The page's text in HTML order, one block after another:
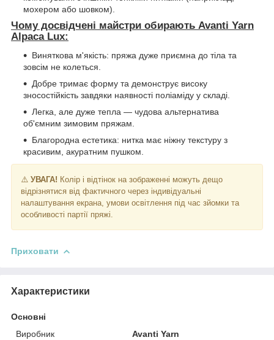
мохером або шовком).
Чому досвідчені майстри обирають Avanti Yarn
Alpaca Lux:
Виняткова м'якість: пряжа дуже приємна до тіла та
зовсім не колеться.
Добре тримає форму та демонструє високу
зносостійкість завдяки наявності поліаміду у складі.
Легка, але дуже тепла — чудова альтернатива
об'ємним зимовим пряжам.
Благородна естетика: нитка має ніжну текстуру з
красивим, акуратним пушком.
⚠️ УВАГА! Колір і відтінок на зображенні можуть дещо
відрізнятися від фактичного через індивідуальні
налаштування екрана, умови освітлення під час зйомки та
особливості партії пряжі.
Приховати
Характеристики
Основні
Виробник
Avanti Yarn